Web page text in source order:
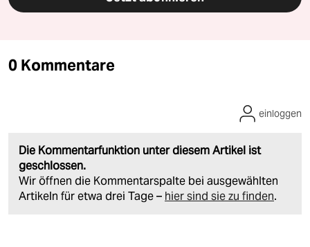
0 Kommentare
Die Kommentarfunktion unter diesem Artikel ist
geschlossen.
Wir öffnen die Kommentarspalte bei ausgewählten
Artikeln für etwa drei Tage – hier sind sie zu finden.
einloggen